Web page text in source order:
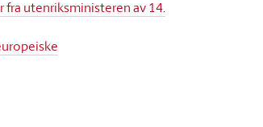
utenriksministeren av 14.